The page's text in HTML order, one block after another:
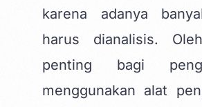
karena adanya
harus dianalisis.
penting bagi
menggunakan alat